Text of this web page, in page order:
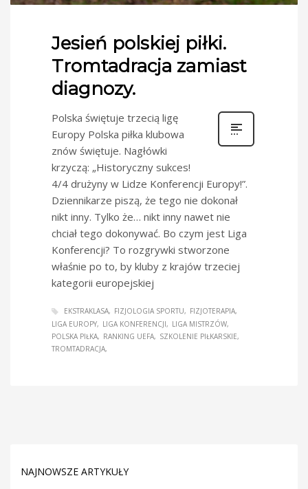
Jesień polskiej piłki.
Tromtadracja zamiast
diagnozy.
Polska świętuje trzecią ligę
Europy Polska piłka klubowa
znów świętuje. Nagłówki
krzyczą: „Historyczny sukces!
4/4 drużyny w Lidze Konferencji Europy!”.
Dziennikarze piszą, że tego nie dokonał
nikt inny. Tylko że… nikt inny nawet nie
chciał tego dokonywać. Bo czym jest Liga
Konferencji? To rozgrywki stworzone
właśnie po to, by kluby z krajów trzeciej
kategorii europejskiej
EKSTRAKLASA FIZJOLOGIA SPORTU
FIZJOTERAPIA
LIGA EUROPY
LIGA KONFERENCJI
LIGA MISTRZÓW
POLSKA PIŁKA
RANKING UEFA
SZKOLENIE PIŁKARSKIE
TROMTADRACJA
NAJNOWSZE ARTYKUŁY